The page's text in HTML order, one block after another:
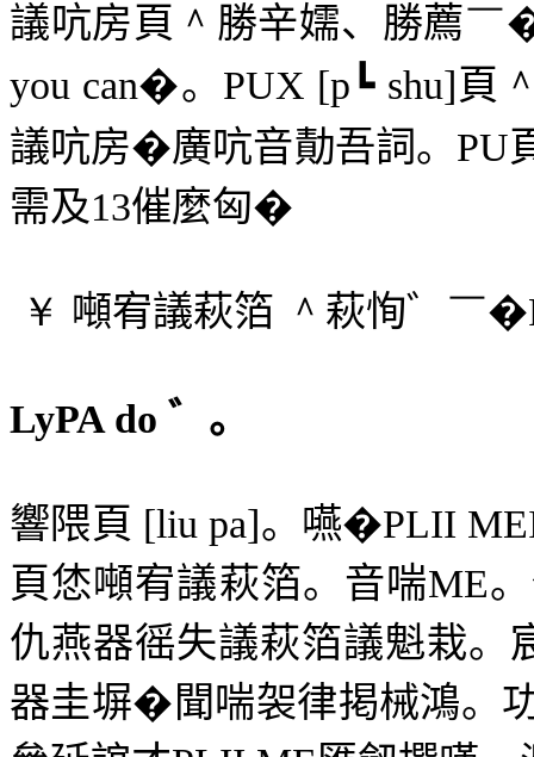
議吭房頁 ＾ 勝辛嬬、勝薦￣
you can�。 PUX [p┗ shu] 頁
議吭房�廣吭音勣吾詞。 PU
需及13催麼匈�
￥ 噸宥議萩箔 ＾ 萩恂゛ ￣�
LyPA do ゛。
響隈頁 [liu pa]。嚥�PLII
頁恷噸宥議萩箔。音喘ME
仇燕器徭失議萩箔議魁栽。
器圭塀�聞喘袈律掲械鴻。